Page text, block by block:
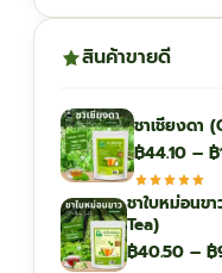
สินค้าขายดี
ชาเชียงดา
฿44.10 – ฿
ชาใบหม่อนข
Tea)
฿40.50 – ฿